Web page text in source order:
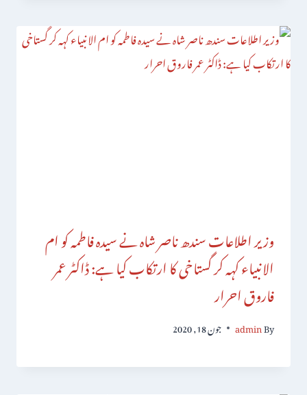
وزیر اطلاعات سندھ ناصر شاہ نے سیدہ فاطمہ کو ام
الانبیاء کہہ کر گستاخی کا ارتکاب کیا ہے: ڈاکٹر عمر
فاروق احرار
By
admin جون 18, 2020